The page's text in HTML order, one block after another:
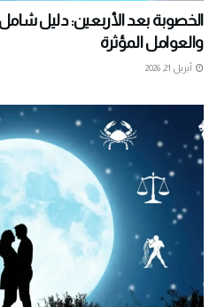
الخصوبة بعد الأربعين: دليل
والعوامل المؤثرة
أبريل 21, 2026